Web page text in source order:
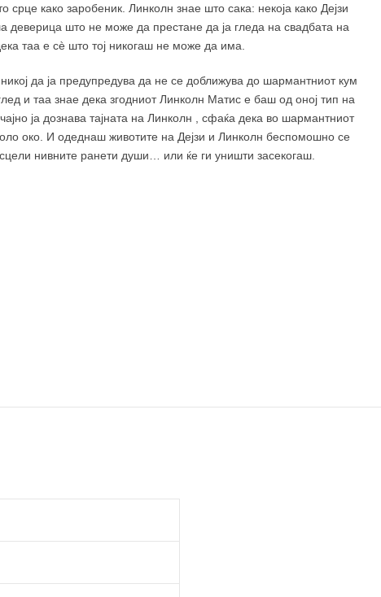
срце како заробеник. Линколн знае што сака: некоја како Дејзи
што не може да престане да ја гледа на свадбата на
таа е сè што тој никогаш не може да има.
да ја предупредува да не се доближува до шармантниот кум
и таа знае дека згодниот Линколн Матис е баш од оној тип на
ја дознава тајната на Линколн , сфаќа дека во шармантниот
око. И одеднаш животите на Дејзи и Линколн беспомошно се
нивните ранети души… или ќе ги уништи засекогаш.